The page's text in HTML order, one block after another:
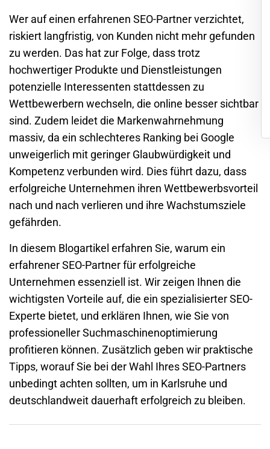
Wer auf einen erfahrenen SEO-Partner verzichtet,
riskiert langfristig, von Kunden nicht mehr gefunden
zu werden. Das hat zur Folge, dass trotz
hochwertiger Produkte und Dienstleistungen
potenzielle Interessenten stattdessen zu
Wettbewerbern wechseln, die online besser sichtbar
sind. Zudem leidet die Markenwahrnehmung
massiv, da ein schlechteres Ranking bei Google
unweigerlich mit geringer Glaubwürdigkeit und
Kompetenz verbunden wird. Dies führt dazu, dass
erfolgreiche Unternehmen ihren Wettbewerbsvorteil
nach und nach verlieren und ihre Wachstumsziele
gefährden.
In diesem Blogartikel erfahren Sie, warum ein
erfahrener SEO-Partner für erfolgreiche
Unternehmen essenziell ist. Wir zeigen Ihnen die
wichtigsten Vorteile auf, die ein spezialisierter SEO-
Experte bietet, und erklären Ihnen, wie Sie von
professioneller Suchmaschinenoptimierung
profitieren können. Zusätzlich geben wir praktische
Tipps, worauf Sie bei der Wahl Ihres SEO-Partners
unbedingt achten sollten, um in Karlsruhe und
deutschlandweit dauerhaft erfolgreich zu bleiben.